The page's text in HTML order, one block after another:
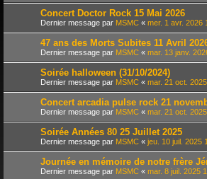
Concert Doctor Rock 15 Mai 2026
Dernier message par MSMC « mer. 1 avr. 2026
47 ans des Morts Subites 11 Avril
Dernier message par MSMC « mar. 13 janv.
Soirée halloween (31/10/2024)
Dernier message par MSMC « mar. 21 oct.
Concert arcadia pulse rock 21
Dernier message par MSMC « mar. 21 oct.
Soirée Années 80 25 Juillet 2025
Dernier message par MSMC « jeu. 10 juil. 2025
Journée en mémoire de notre frère
Dernier message par MSMC « mar. 8 juil. 2025